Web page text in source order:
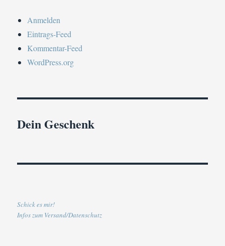
Anmelden
Eintrags-Feed
Kommentar-Feed
WordPress.org
Dein Geschenk
Schick es mir!
Infos zum Versand/Datenschutz